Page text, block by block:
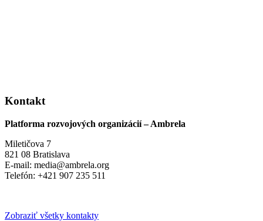
Kontakt
Platforma rozvojových organizácií – Ambrela
Miletičova 7
821 08 Bratislava
E-mail: media@ambrela.org
Telefón: +421 907 235 511
Zobraziť všetky kontakty